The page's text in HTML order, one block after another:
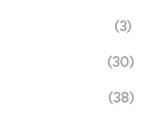
(3)
(30)
(38)